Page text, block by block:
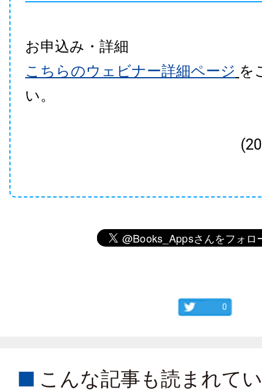
お申込み・詳細
こちらのウェビナー詳細ページ を
い。
0
こんな記事も読まれて